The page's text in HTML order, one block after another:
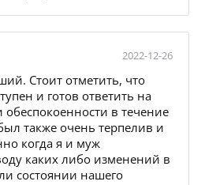
2022-12-26
Стоит отметить, что
и готов ответить на
в течение
также очень терпелив и
когда я и муж
каких либо изменений в
состоянии нашего